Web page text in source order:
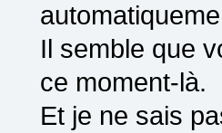
Il semble que
ce moment-là.
Et je ne sais